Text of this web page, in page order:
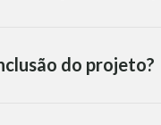
do projeto?